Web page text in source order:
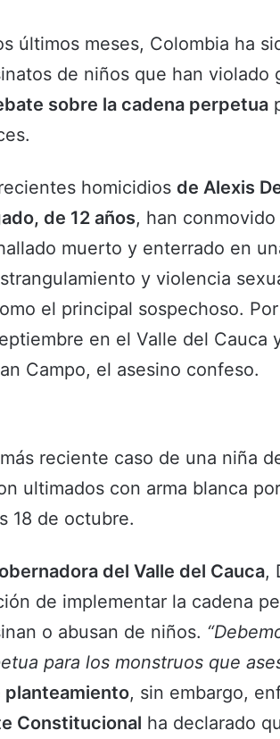
últimos meses, Colombia ha
de niños que han violado
sobre la cadena perpetua
homicidios de Alexis
de 12 años, han
muerto y enterrado en
y violencia
el principal sospechoso.
en el Valle del Cauca
Campo, el asesino confeso.
reciente caso de una niña
ultimados con arma blanca
18 de octubre.
del Valle del Cauca,
de implementar la cadena
o abusan de niños.
para los monstruos que
planteamiento, sin embargo,
Constitucional ha declarado